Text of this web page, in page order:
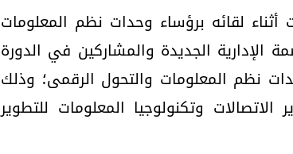
لقائه برؤساء وحدات نظم المعلومات
الإدارية الجديدة والمشاركين في الدورة
نظم المعلومات والتحول الرقمى؛ وذلك
وتكنولوجيا المعلومات للتطوير